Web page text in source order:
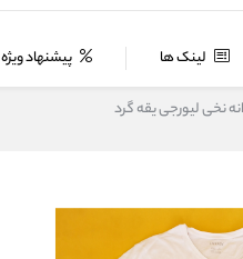
لینک ها پیشنهاد ویژه
نخی لیورجی یقه گرد